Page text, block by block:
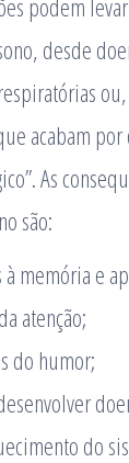
desde
acabam
As
são:
memória e
atenção;
do humor;
do